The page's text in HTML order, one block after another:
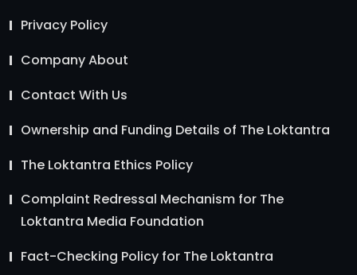
Privacy Policy
Company About
Contact With Us
Ownership and Funding Details of The Loktantra
The Loktantra Ethics Policy
Complaint Redressal Mechanism for The
Loktantra Media Foundation
Fact-Checking Policy for The Loktantra